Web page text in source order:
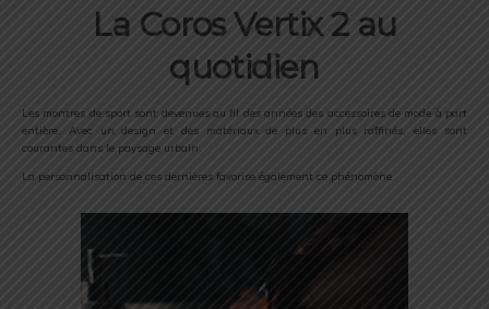
La Coros Vertix 2 au
quotidien
Les montres de sport sont devenues au fil des années des accessoires de mode à part
entière. Avec un design et des matériaux de plus en plus raffinés, elles sont
courantes dans le paysage urbain.
La personnalisation de ces dernières favorise également ce phénomène.